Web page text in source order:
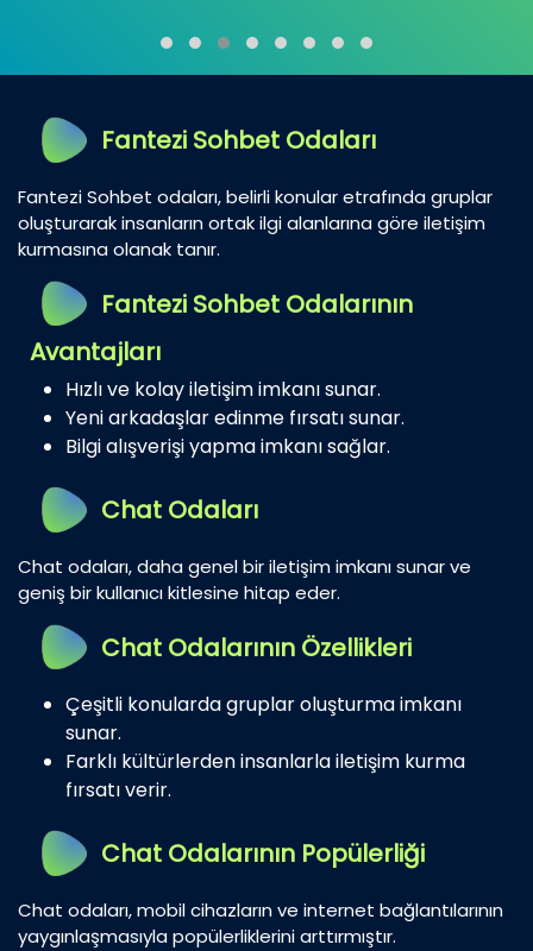
Fantezi Sohbet Odaları
Fantezi Sohbet odaları, belirli konular etrafında gruplar
oluşturarak insanların ortak ilgi alanlarına göre iletişim
kurmasına olanak tanır.
Fantezi Sohbet Odalarının
Avantajları
Hızlı ve kolay iletişim imkanı sunar.
Yeni arkadaşlar edinme fırsatı sunar.
Bilgi alışverişi yapma imkanı sağlar.
Chat Odaları
Chat odaları, daha genel bir iletişim imkanı sunar ve
geniş bir kullanıcı kitlesine hitap eder.
Chat Odalarının Özellikleri
Çeşitli konularda gruplar oluşturma imkanı
sunar.
Farklı kültürlerden insanlarla iletişim kurma
fırsatı verir.
Chat Odalarının Popülerliği
Chat odaları, mobil cihazların ve internet bağlantılarının
yaygınlaşmasıyla popülerliklerini arttırmıştır.